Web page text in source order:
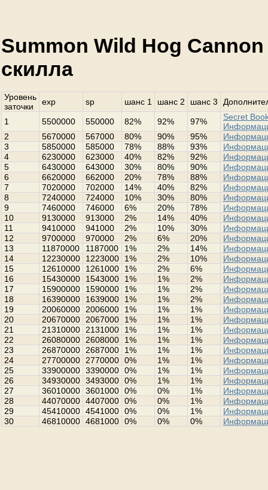
Summon Wild Hog Cannon
скилла
Уровень
заточки
exp sp шанс 1 шанс 2 шанс 3
1 5500000 550000 82% 92% 97%
Secret
2
5670000 567000 80% 90% 95%
3
5850000 585000 78% 88% 93%
4
6230000 623000 40% 82% 92%
5
6430000 643000 30% 80% 90%
6
6620000 662000 20% 78% 88%
7
7020000 702000 14% 40% 82%
8
7240000 724000 10% 30% 80%
9
7460000 746000 6% 20% 78%
10
9130000 913000 2% 14% 40%
11
9410000 941000 2% 10% 30%
12
9700000 970000 2% 6% 20%
13
11870000 1187000 1% 2% 14%
14
12230000 1223000 1% 2% 10%
15
12610000 1261000 1% 2% 6%
16
15430000 1543000 1% 1% 2%
17
15900000 1590000 1% 1% 2%
18
16390000 1639000 1% 1% 2%
19
20060000 2006000 1% 1% 1%
20
20670000 2067000 1% 1% 1%
21
21310000 2131000 1% 1% 1%
22
26080000 2608000 1% 1% 1%
23
26870000 2687000 1% 1% 1%
24
27700000 2770000 0% 1% 1%
25
33900000 3390000 0% 1% 1%
26
34930000 3493000 0% 1% 1%
27
36010000 3601000 0% 0% 1%
28
44070000 4407000 0% 0% 1%
29
45410000 4541000 0% 0% 1%
30
46810000 4681000 0% 0% 0%